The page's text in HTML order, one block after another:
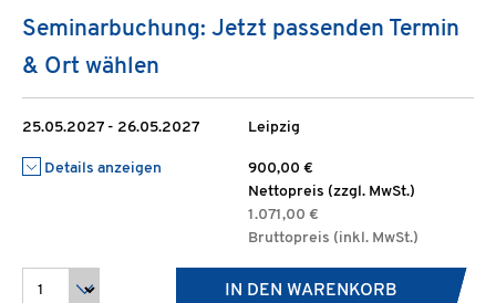
Seminarbuchung: Jetzt passenden Termin
& Ort wählen
25.05.2027 - 26.05.2027 Leipzig
Details anzeigen
900,00 €
Nettopreis (zzgl. MwSt.)
1.071,00 €
Bruttopreis (inkl. MwSt.)
IN DEN WARENKORB